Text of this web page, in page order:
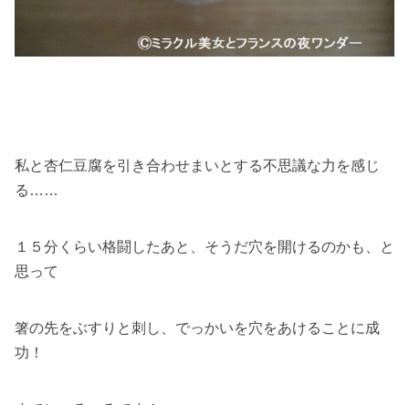
私と杏仁豆腐を引き合わせまいとする不思議な力を感じ
る……
１５分くらい格闘したあと、そうだ穴を開けるのかも、と
思って
箸の先をぶすりと刺し、でっかいを穴をあけることに成
功！